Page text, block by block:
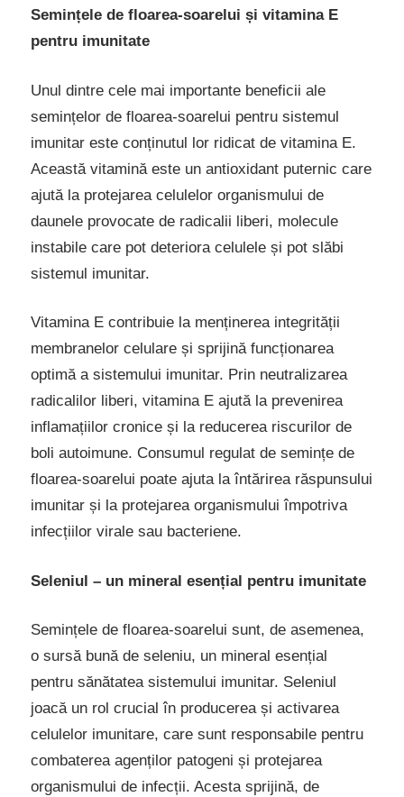
Semințele de floarea-soarelui și vitamina E
pentru imunitate
Unul dintre cele mai importante beneficii ale
semințelor de floarea-soarelui pentru sistemul
imunitar este conținutul lor ridicat de vitamina E.
Această vitamină este un antioxidant puternic care
ajută la protejarea celulelor organismului de
daunele provocate de radicalii liberi, molecule
instabile care pot deteriora celulele și pot slăbi
sistemul imunitar.
Vitamina E contribuie la menținerea integrității
membranelor celulare și sprijină funcționarea
optimă a sistemului imunitar. Prin neutralizarea
radicalilor liberi, vitamina E ajută la prevenirea
inflamațiilor cronice și la reducerea riscurilor de
boli autoimune. Consumul regulat de semințe de
floarea-soarelui poate ajuta la întărirea răspunsului
imunitar și la protejarea organismului împotriva
infecțiilor virale sau bacteriene.
Seleniul – un mineral esențial pentru imunitate
Semințele de floarea-soarelui sunt, de asemenea,
o sursă bună de seleniu, un mineral esențial
pentru sănătatea sistemului imunitar. Seleniul
joacă un rol crucial în producerea și activarea
celulelor imunitare, care sunt responsabile pentru
combaterea agenților patogeni și protejarea
organismului de infecții. Acesta sprijină, de